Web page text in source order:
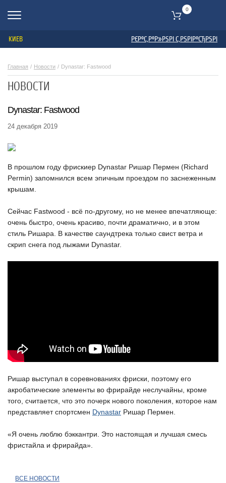
0
КИЕВ РЄР°С‚Р°Р»РЅРІ С‚РЅРІР°СЂРЅРІ
НОВОСТИ
Главная Новости Dynastar: Fastwood
Dynastar: Fastwood
24 декабря 2019
В прошлом году фрискиер Dynastar Ришар Пермен (Richard
Permin) запомнился всем эпичным проездом по заснеженным
крышам.
Сейчас Fastwood - всё по-другому, но не менее впечатляюще:
очень быстро, очень красиво, почти драматично, и в этом
стиль Ришара. В качестве саундтрека только свист ветра и
скрип снега под лыжами Dynastar.
Ришар выступал в соревнованиях фриски, поэтому его
акробатические элементы во фрирайде неслучайны, кроме
того, считается, что это почерк нового поколения, которое нам
представляет спортсмен Dynastar Ришар Пермен.
«Я очень люблю бэккантри. Это настоящая и лучшая смесь
фристайла и фрирайда».
ВСЕ НОВОСТИ